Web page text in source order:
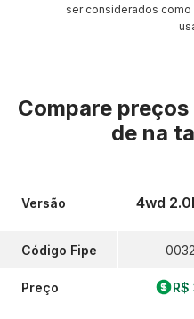
ser considerados
Compare
de na
Versão
Código Fipe
Preço
4wd
R$